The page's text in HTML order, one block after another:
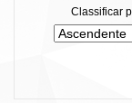
Classificar